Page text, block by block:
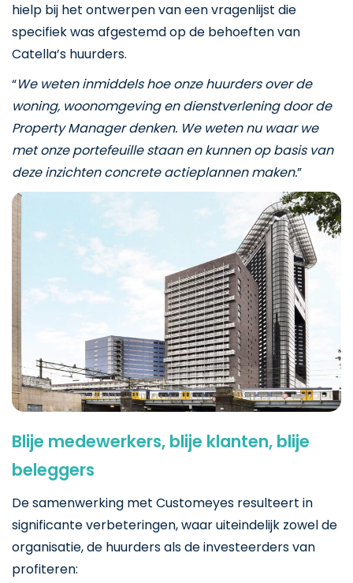
hielp bij het ontwerpen van een vragenlijst die
specifiek was afgestemd op de behoeften van
Catella’s huurders.
“We weten inmiddels hoe onze huurders over de
woning, woonomgeving en dienstverlening door de
Property Manager denken. We weten nu waar we
met onze portefeuille staan en kunnen op basis van
deze inzichten concrete actieplannen maken.”
Blije medewerkers, blije klanten, blije
beleggers
De samenwerking met Customeyes resulteert in
significante verbeteringen, waar uiteindelijk zowel de
organisatie, de huurders als de investeerders van
profiteren: